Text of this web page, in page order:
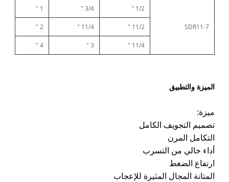
SDR11-7
1/2 "
3/4 "
1 "
11/2 "
11/4 "
2 "
11/4 "
3 "
4 "
الميزة والتطبيق
ميزة:
تصميم التجويف الكامل
التكامل المرن
أداء خالي من التسرب
ارتفاع الضغط
المتانة المجال المثيرة للإعجاب